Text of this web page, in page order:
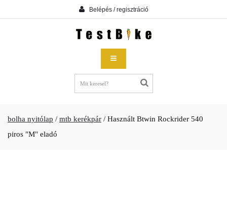
Belépés / regisztráció
bolha nyitólap / mtb kerékpár / Használt Btwin Rockrider 540
piros "M" eladó